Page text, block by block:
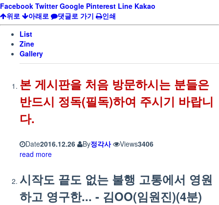
Facebook Twitter Google Pinterest Line Kakao
위로
아래로 댓글로 가기
인쇄
List
Zine
Gallery
본 게시판을 처음 방문하시는 분들은
반드시 정독(필독)하여 주시기 바랍니
다.
Date2016.12.26 By정각사 Views3406
read more
시작도 끝도 없는 불행 고통에서 영원
하고 영구한... - 김OO(임원진)(4분)